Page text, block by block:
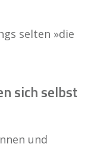
selten »die
sich selbst
und